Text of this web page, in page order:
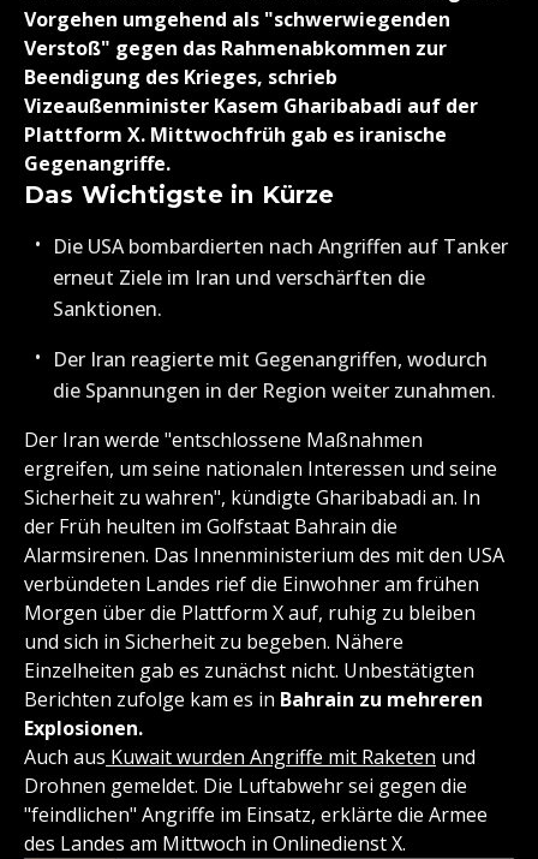
Vorgehen umgehend als "schwerwiegenden
Verstoß" gegen das Rahmenabkommen zur
Beendigung des Krieges, schrieb
Vizeaußenminister Kasem Gharibabadi auf der
Plattform X. Mittwochfrüh gab es iranische
Gegenangriffe.
Das Wichtigste in Kürze
Die USA bombardierten nach Angriffen auf Tanker
erneut Ziele im Iran und verschärften die
Sanktionen.
Der Iran reagierte mit Gegenangriffen, wodurch
die Spannungen in der Region weiter zunahmen.
Der Iran werde "entschlossene Maßnahmen
ergreifen, um seine nationalen Interessen und seine
Sicherheit zu wahren", kündigte Gharibabadi an. In
der Früh heulten im Golfstaat Bahrain die
Alarmsirenen. Das Innenministerium des mit den USA
verbündeten Landes rief die Einwohner am frühen
Morgen über die Plattform X auf, ruhig zu bleiben
und sich in Sicherheit zu begeben. Nähere
Einzelheiten gab es zunächst nicht. Unbestätigten
Berichten zufolge kam es in Bahrain zu mehreren
Explosionen.
Auch aus Kuwait wurden Angriffe mit Raketen und
Drohnen gemeldet. Die Luftabwehr sei gegen die
"feindlichen" Angriffe im Einsatz, erklärte die Armee
des Landes am Mittwoch in Onlinedienst X.